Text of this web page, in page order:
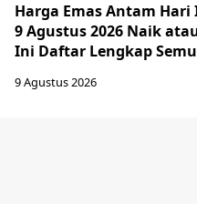
Harga Emas Antam
9 Agustus 2026 Naik
Ini Daftar Lengkap
9 Agustus 2026